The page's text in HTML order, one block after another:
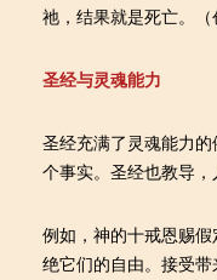
祂，结果就是死亡。（
圣经与灵魂能力
圣经充满了灵魂能力
个事实。圣经也教导，
例如，神的十戒恩赐
绝它们的自由。接受